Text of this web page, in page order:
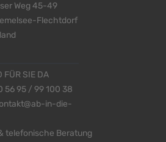
Weg 45-49
Flechtdorf
FÜR SIE DA
56 95 / 99 100 38
in-die-
telefonische Beratung